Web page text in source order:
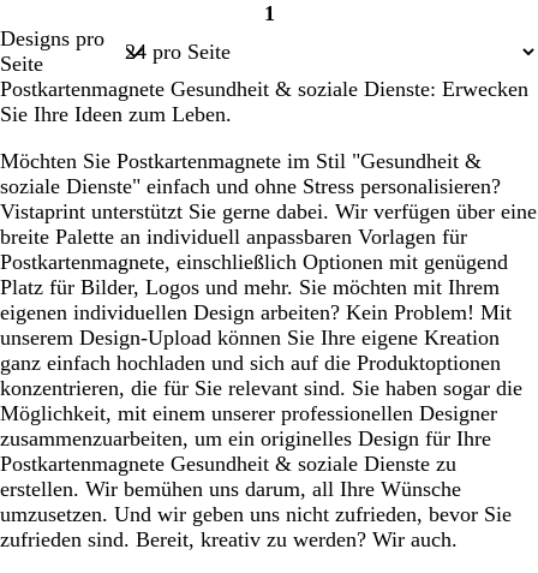
Seite
1
Designs pro
Seite
Postkartenmagnete Gesundheit & soziale Dienste: Erwecken
Sie Ihre Ideen zum Leben.
Möchten Sie Postkartenmagnete im Stil "Gesundheit &
soziale Dienste" einfach und ohne Stress personalisieren?
Vistaprint unterstützt Sie gerne dabei. Wir verfügen über eine
breite Palette an individuell anpassbaren Vorlagen für
Postkartenmagnete, einschließlich Optionen mit genügend
Platz für Bilder, Logos und mehr. Sie möchten mit Ihrem
eigenen individuellen Design arbeiten? Kein Problem! Mit
unserem Design-Upload können Sie Ihre eigene Kreation
ganz einfach hochladen und sich auf die Produktoptionen
konzentrieren, die für Sie relevant sind. Sie haben sogar die
Möglichkeit, mit einem unserer professionellen Designer
zusammenzuarbeiten, um ein originelles Design für Ihre
Postkartenmagnete Gesundheit & soziale Dienste zu
erstellen. Wir bemühen uns darum, all Ihre Wünsche
umzusetzen. Und wir geben uns nicht zufrieden, bevor Sie
zufrieden sind. Bereit, kreativ zu werden? Wir auch.